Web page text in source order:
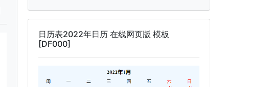
日历表2022年日历 在线网页版 模板
[DF000]